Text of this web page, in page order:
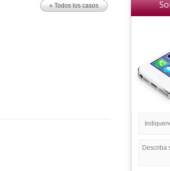
« Todos los casos